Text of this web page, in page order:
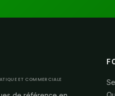
ET COMMERCIALE